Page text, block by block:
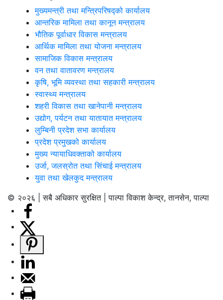
मुख्यमन्त्री तथा मन्त्रिपरिषद्को कार्यालय
आन्तरिक मामिला तथा कानून मन्त्रालय
भौतिक पूर्वाधार विकास मन्त्रालय
आर्थिक मामिला तथा योजना मन्त्रालय
सामाजिक विकास मन्त्रालय
वन तथा वातावरण मन्त्रालय
कृषि, भूमि व्यवस्था तथा सहकारी मन्त्रालय
स्वास्थ्य मन्त्रालय
शहरी विकास तथा खानेपानी मन्त्रालय
उद्योग, पर्यटन तथा यातायात मन्त्रालय
लुम्बिनी प्रदेश सभा कार्यालय
प्रदेश प्रमुखको कार्यालय
मुख्य न्यायाधिवक्ताको कार्यालय
उर्जा, जलस्रोत तथा सिंचाई मन्त्रालय
युवा तथा खेलकुद मन्त्रालय
© २०२६ | सबै अधिकार सुरक्षित | पाल्पा विकाश केन्द्र, तानसेन, पाल्पा